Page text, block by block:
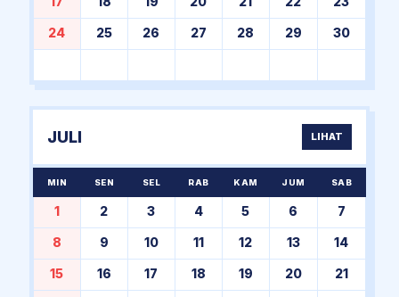
24 25 26 27 28 29 30
JULI LIHAT
MIN SEN SEL RAB KAM JUM SAB
1 2 3 4 5 6 7
8 9 10 11 12 13 14
15 16 17 18 19 20 21